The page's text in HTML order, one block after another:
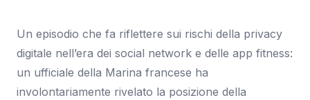
Un episodio che fa riflettere sui rischi della privacy
digitale nell’era dei social network e delle app fitness:
un ufficiale della Marina francese ha
involontariamente rivelato la posizione della